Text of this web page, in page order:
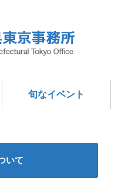
旬なイベント
いて